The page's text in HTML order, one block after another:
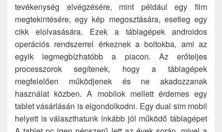
tevékenység elvégzésére, mint például egy film
megtekintésére, egy kép megosztására, esetleg egy
cikk elolvasására. Ezek a táblagépek androidos
operációs rendszerrel érkeznek a boltokba, ami az
egyik legmegbízhatóbb a piacon. Az erőteljes
processzorok segítenek, hogy a táblagépek
megfelelően működjenek és ne akadozzanak
használat közben. A mobilok mellett érdemes egy
tablet vásárlásán is elgondolkodni. Egy dual sim mobil
helyett is választhatunk inkább jól működő táblagépet